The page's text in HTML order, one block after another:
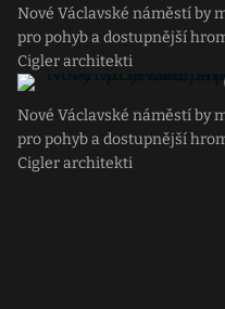
Nové Václavské náměstí by
pro pohyb a dostupnější
Cigler architekti
Nové Václavské náměstí by
pro pohyb a dostupnější
Cigler architekti